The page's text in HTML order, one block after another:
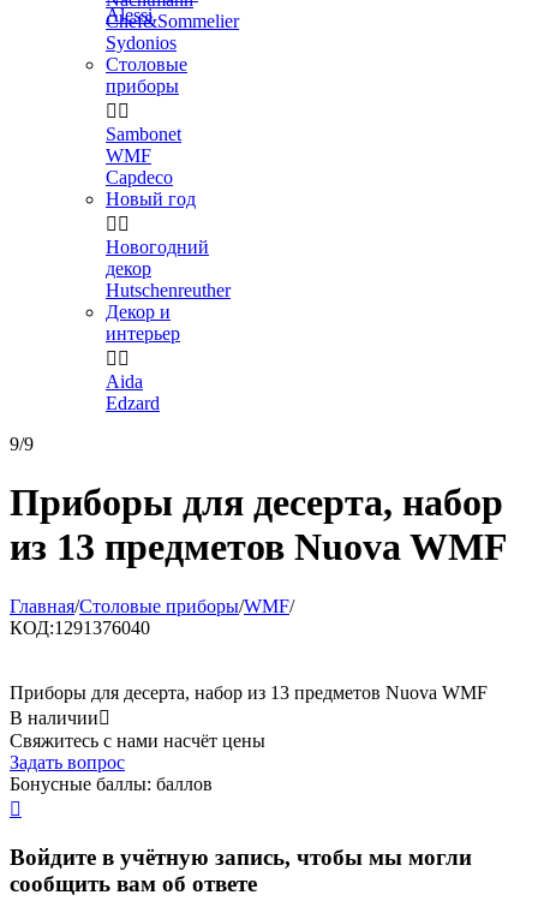
Alessi
Chef&Sommelier
Sydonios
Столовые
приборы
 
Sambonet
WMF
Capdeco
Новый год
 
Новогодний
декор
Hutschenreuther
Декор и
интерьер
 
Aida
Edzard
9/9
Приборы для десерта, набор
из 13 предметов Nuova WMF
Главная/Столовые приборы/WMF/
КОД:1291376040
Приборы для десерта, набор из 13 предметов Nuova WMF
В наличии
Свяжитесь с нами насчёт цены
Задать вопрос
Бонусные баллы: баллов

Войдите в учётную запись, чтобы мы могли
сообщить вам об ответе